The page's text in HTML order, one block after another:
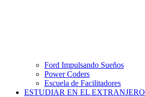
Ford Impulsando Sueños
Power Coders
Escuela de Facilitadores
ESTUDIAR EN EL EXTRANJERO